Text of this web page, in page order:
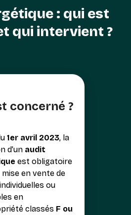
: qui est
qui intervient ?
concerné ?
1er avril 2023, la
d’un audit
est obligatoire
en vente de
ou
en
classés F ou